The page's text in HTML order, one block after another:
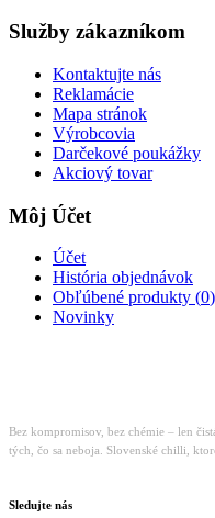
Služby zákazníkom
Kontaktujte nás
Reklamácie
Mapa stránok
Výrobcovia
Darčekové poukážky
Akciový tovar
Môj Účet
Účet
História objednávok
Obľúbené produkty (0)
Novinky
Bez kompromisov, bez chémie – len
tých, čo sa neboja. Slovenské chilli,
Sledujte nás